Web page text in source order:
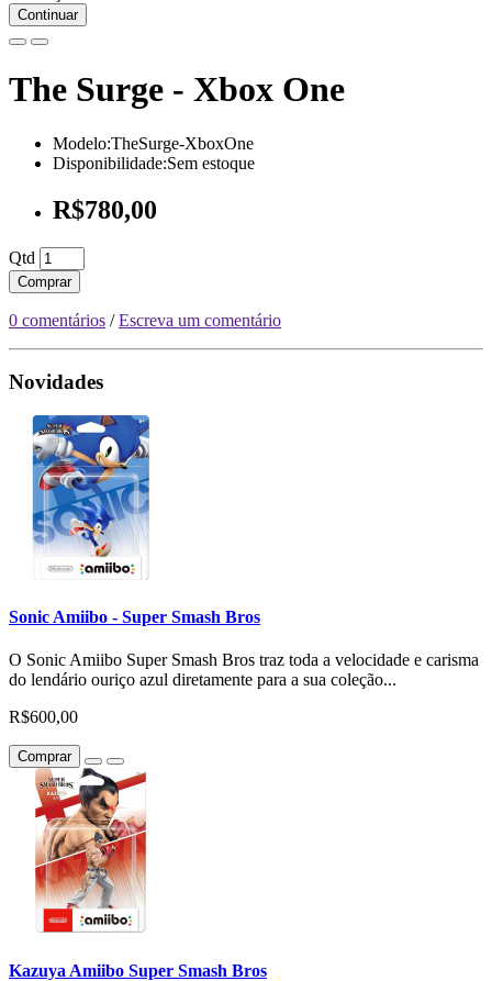
Continuar
The Surge - Xbox One
Modelo:TheSurge-XboxOne
Disponibilidade:Sem estoque
R$780,00
Qtd
Comprar
0 comentários /Escreva um comentário
Novidades
Sonic Amiibo - Super Smash Bros
O Sonic Amiibo Super Smash Bros traz toda a velocidade e carisma
do lendário ouriço azul diretamente para a sua coleção...
R$600,00
Comprar
Kazuya Amiibo Super Smash Bros